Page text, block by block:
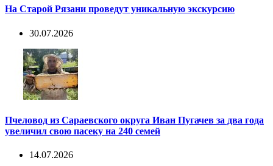
На Старой Рязани проведут уникальную экскурсию
30.07.2026
Пчеловод из Сараевского округа Иван Пугачев за два года
увеличил свою пасеку на 240 семей
14.07.2026